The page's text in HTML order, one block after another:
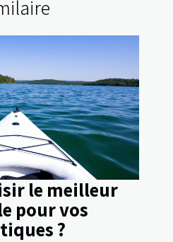
le meilleur
pour vos
?